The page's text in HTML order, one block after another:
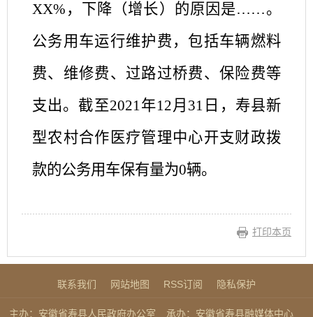
XX%，下降（增长）的原因是……。
公务用车运行维护费，包括车辆燃料
费、维修费、过路过桥费、保险费等
支出。截至2021年12月31日， 寿县新
型农村合作医疗管理中心开支财政拨
款的公务用车保有量为0辆。
打印本页
联系我们 网站地图 RSS订阅 隐私保护
主办：安徽省寿县人民政府办公室 承办：安徽省寿县融媒体中心